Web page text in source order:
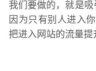
我们要做的，就是吸
因为只有别人进入
把进入网站的流量提